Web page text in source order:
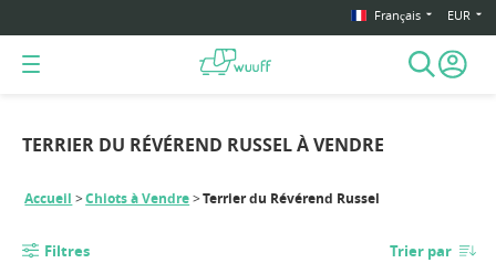
Français EUR
TERRIER DU RÉVÉREND RUSSEL À VENDRE
Accueil Chiots à Vendre Terrier du Révérend Russel
Filtres Trier par